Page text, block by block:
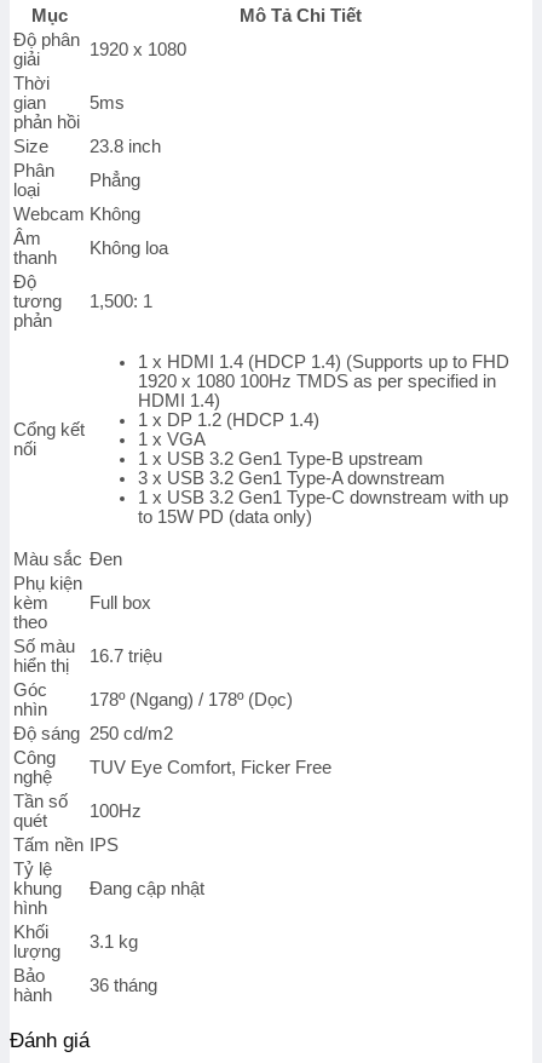
FHD
-
IPS
-
100Hz
-
-
USB
TypeC)
số
lượng
Mục
Mô Tả Chi Tiết
Độ phân
giải
1920 x 1080
Thời
gian
phản hồi
5ms
Size
23.8 inch
Phân
loại
Phẳng
Webcam Không
Âm
thanh
Không loa
Độ
tương
phản
1,500: 1
Cổng kết
nối
1 x HDMI 1.4 (HDCP 1.4) (Supports up to FHD
1920 x 1080 100Hz TMDS as per specified in
HDMI 1.4)
1 x DP 1.2 (HDCP 1.4)
1 x VGA
1 x USB 3.2 Gen1 Type-B upstream
3 x USB 3.2 Gen1 Type-A downstream
1 x USB 3.2 Gen1 Type-C downstream with up
to 15W PD (data only)
Màu sắc Đen
Phụ kiện
kèm
theo
Full box
Số màu
hiển thị
16.7 triệu
Góc
nhìn
178º (Ngang) / 178º (Dọc)
Độ sáng 250 cd/m2
Công
nghệ
TUV Eye Comfort, Ficker Free
Tần số
quét
100Hz
Tấm nền
IPS
Tỷ lệ
khung
hình
Đang cập nhật
Khối
lượng
3.1 kg
Bảo
hành
36 tháng
Đánh giá